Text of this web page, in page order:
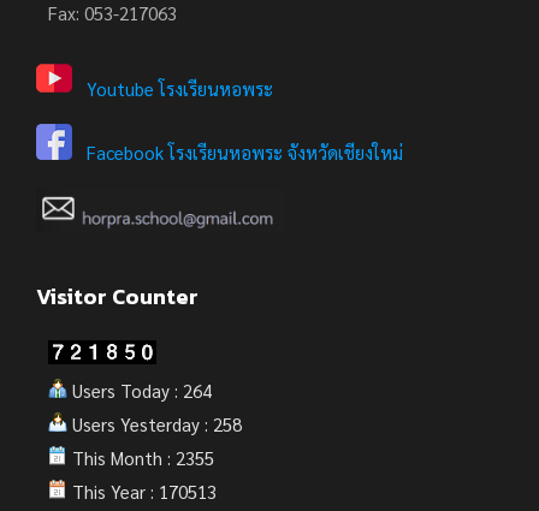
Fax: 053-217063
Youtube โรงเรียนหอพระ
Facebook โรงเรียนหอพระ จังหวัดเชียงใหม่
Visitor Counter
Users Today : 264
Users Yesterday : 258
This Month : 2355
This Year : 170513